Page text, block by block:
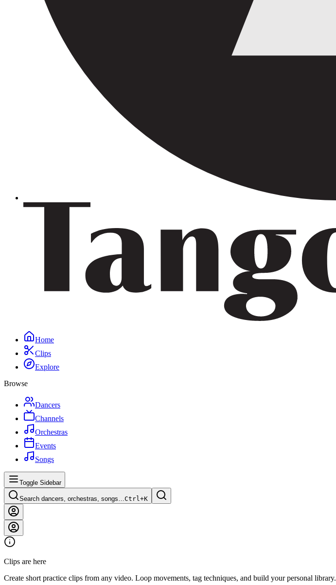
Home
Clips
Explore
Browse
Dancers
Channels
Orchestras
Events
Songs
Toggle Sidebar
Search dancers, orchestras, songs…Ctrl+K
Clips are here
Create short practice clips from any video. Loop movements, tag techniques, and build your personal library.